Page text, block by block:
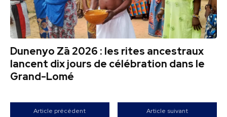
Dunenyo Zā 2026 : les rites ancestraux
lancent dix jours de célébration dans le
Grand-Lomé
Article précédent Article suivant